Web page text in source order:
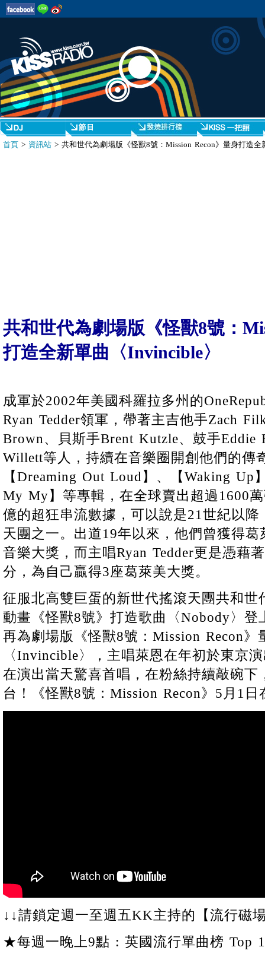
首頁 > 資訊站 > 共和世代為劇場版《怪獸8號：Mission Recon》量身打造
共和世代為劇場版《怪獸8號：
打造全新單曲〈Invincible〉
成軍於2002年美國科羅拉多州的
Ryan Tedder領軍，帶著主吉他手Zach
Brown、貝斯手Brent Kutzle、鼓手Eddie
Willett等人，持續在音樂圈開創他們的傳
【Dreaming Out Loud】、【Waking Up
My My】等專輯，在全球賣出超過1600
億的超狂串流數據，可以說是21世紀以
天團之一。出道19年以來，他們曾獲得
音樂大獎，而主唱Ryan Tedder更是憑藉
分，為自己贏得3座葛萊美大獎。
征服北高雙巨蛋的新世代搖滾天團共和世
動畫《怪獸8號》打造歌曲〈Nobody〉登
再為劇場版《怪獸8號：Mission Recon》
〈Invincible〉，主唱萊恩在年初於東京
在演出當天驚喜首唱，在粉絲持續敲碗下
台！《怪獸8號：Mission Recon》5月1日
↓↓請鎖定週一至週五KK主持的【流行磁
★每週一晚上9點 : 英國流行單曲榜 Top